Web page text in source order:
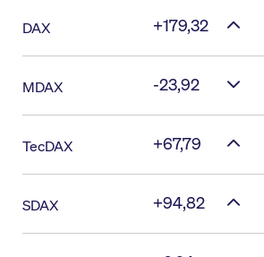
DAX +179,32
MDAX -23,92
TecDAX +67,79
SDAX +94,82